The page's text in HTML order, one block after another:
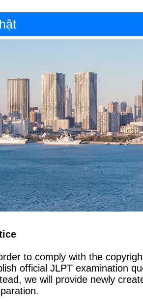
to comply with the
official JLPT examination
we will provide newly